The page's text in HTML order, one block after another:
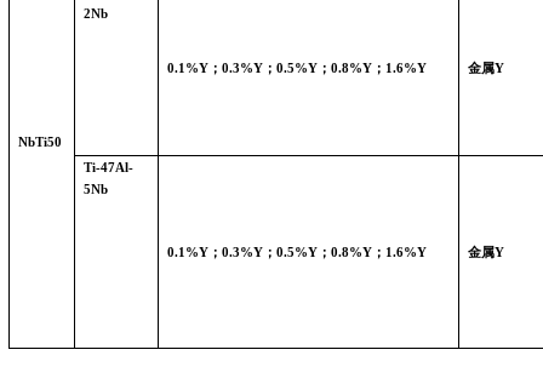
NbTi50
2Nb
0.1%Y ； 0.3%Y ； 0.5%Y ； 0.8%Y ； 1.6%Y 金属Y
Ti-47Al-
5Nb
0.1%Y ； 0.3%Y ； 0.5%Y ； 0.8%Y ； 1.6%Y 金属Y